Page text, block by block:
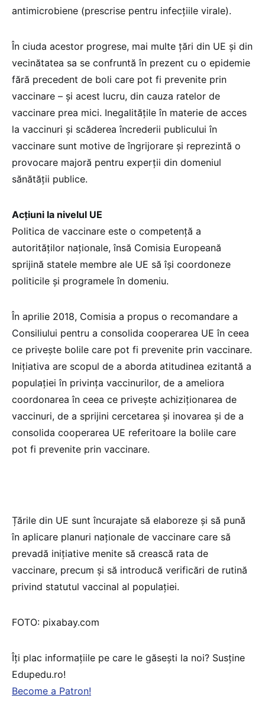
antimicrobiene (prescrise pentru infecțiile virale).
În ciuda acestor progrese, mai multe țări din UE și din
vecinătatea sa se confruntă în prezent cu o epidemie
fără precedent de boli care pot fi prevenite prin
vaccinare – și acest lucru, din cauza ratelor de
vaccinare prea mici. Inegalitățile în materie de acces
la vaccinuri și scăderea încrederii publicului în
vaccinare sunt motive de îngrijorare și reprezintă o
provocare majoră pentru experții din domeniul
sănătății publice.
Acțiuni la nivelul UE
Politica de vaccinare este o competență a
autorităților naționale, însă Comisia Europeană
sprijină statele membre ale UE să își coordoneze
politicile și programele în domeniu.
În aprilie 2018, Comisia a propus o recomandare a
Consiliului pentru a consolida cooperarea UE în ceea
ce privește bolile care pot fi prevenite prin vaccinare.
Inițiativa are scopul de a aborda atitudinea ezitantă a
populației în privința vaccinurilor, de a ameliora
coordonarea în ceea ce privește achiziționarea de
vaccinuri, de a sprijini cercetarea și inovarea și de a
consolida cooperarea UE referitoare la bolile care
pot fi prevenite prin vaccinare.
Țările din UE sunt încurajate să elaboreze și să pună
în aplicare planuri naționale de vaccinare care să
prevadă inițiative menite să crească rata de
vaccinare, precum și să introducă verificări de rutină
privind statutul vaccinal al populației.
FOTO: pixabay.com
Îți plac informațiile pe care le găsești la noi? Susține
Edupedu.ro!
Become a Patron!